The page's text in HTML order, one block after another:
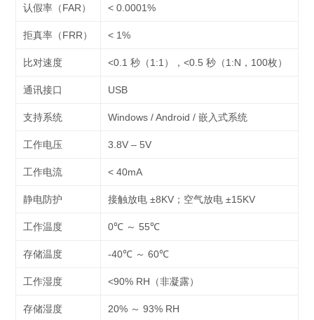
认假率（FAR） < 0.0001%
拒真率（FRR） < 1%
比对速度 <0.1 秒（1:1），<0.5 秒（1:N，100枚）
通讯接口 USB
支持系统 Windows / Android / 嵌入式系统
工作电压 3.8V – 5V
工作电流 < 40mA
静电防护 接触放电 ±8KV；空气放电 ±15KV
工作温度 0℃ ～ 55℃
存储温度 -40℃ ～ 60℃
工作湿度 <90% RH（非凝露）
存储湿度 20% ～ 93% RH